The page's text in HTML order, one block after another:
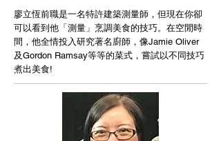
廖立恆前職是一名特許建築測量師，但現在你卻
可以看到他「測量」烹調美食的技巧。在空閒時
間，他全情投入研究著名廚師，像Jamie Oliver
及Gordon Ramsay等等的菜式，嘗試以不同技巧
煮出美食!